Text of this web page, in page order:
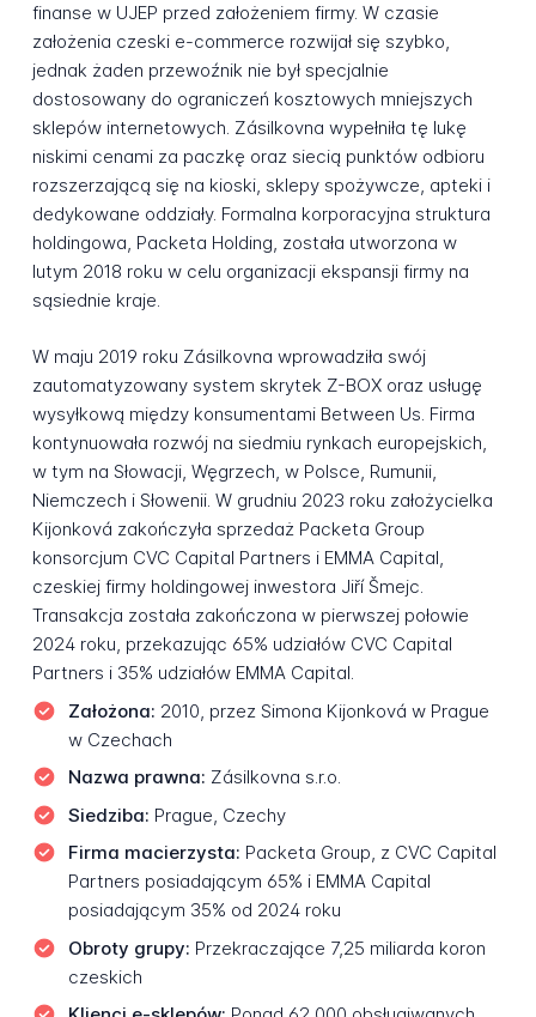
finanse w UJEP przed założeniem firmy. W czasie
założenia czeski e-commerce rozwijał się szybko,
jednak żaden przewoźnik nie był specjalnie
dostosowany do ograniczeń kosztowych mniejszych
sklepów internetowych. Zásilkovna wypełniła tę lukę
niskimi cenami za paczkę oraz siecią punktów odbioru
rozszerzającą się na kioski, sklepy spożywcze, apteki i
dedykowane oddziały. Formalna korporacyjna struktura
holdingowa, Packeta Holding, została utworzona w
lutym 2018 roku w celu organizacji ekspansji firmy na
sąsiednie kraje.
W maju 2019 roku Zásilkovna wprowadziła swój
zautomatyzowany system skrytek Z-BOX oraz usługę
wysyłkową między konsumentami Between Us. Firma
kontynuowała rozwój na siedmiu rynkach europejskich,
w tym na Słowacji, Węgrzech, w Polsce, Rumunii,
Niemczech i Słowenii. W grudniu 2023 roku założycielka
Kijonková zakończyła sprzedaż Packeta Group
konsorcjum CVC Capital Partners i EMMA Capital,
czeskiej firmy holdingowej inwestora Jiří Šmejc.
Transakcja została zakończona w pierwszej połowie
2024 roku, przekazując 65% udziałów CVC Capital
Partners i 35% udziałów EMMA Capital.
Założona: 2010, przez Simona Kijonková w Prague
w Czechach
Nazwa prawna: Zásilkovna s.r.o.
Siedziba: Prague, Czechy
Firma macierzysta: Packeta Group, z CVC Capital
Partners posiadającym 65% i EMMA Capital
posiadającym 35% od 2024 roku
Obroty grupy: Przekraczające 7,25 miliarda koron
czeskich